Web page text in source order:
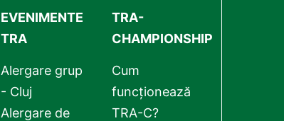
EVENIMENTE
TRA
Alergare grup
- Cluj
Alergare de
TRA-
CHAMPIONSHIP
Cum
funcționează
TRA-C?